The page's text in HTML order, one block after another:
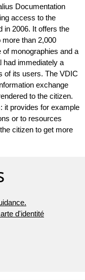
Documentation
access to the
in 2006. It offers the
than 2,000
of monographies and a
had immediately a
of its users. The VDIC
exchange
to the citizen.
it provides for example
or to resources
citizen to get more
d'identité